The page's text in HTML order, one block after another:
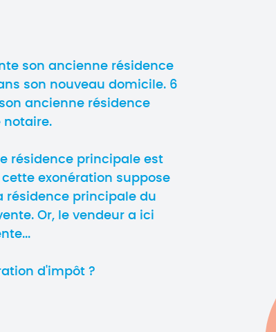
son ancienne résidence
son nouveau domicile. 6
ancienne résidence
notaire.
résidence principale est
exonération suppose
résidence principale du
Or, le vendeur a ici
d'impôt ?